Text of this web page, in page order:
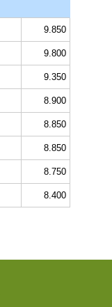
9.850
9.800
9.350
8.900
8.850
8.850
8.750
8.400